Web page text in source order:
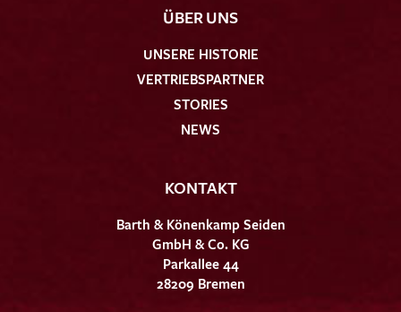
ÜBER UNS
UNSERE HISTORIE
VERTRIEBSPARTNER
STORIES
NEWS
KONTAKT
Barth & Könenkamp Seiden
GmbH & Co. KG
Parkallee 44
28209 Bremen